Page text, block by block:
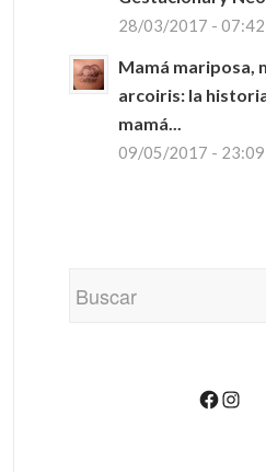
28/03/2017 - 07:42
Mamá mariposa,
arcoiris: la
mamá...
09/05/2017 - 23:09
Facebook